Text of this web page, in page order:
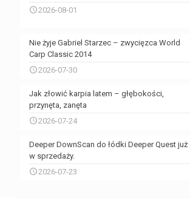
2026-08-01
Nie żyje Gabriel Starzec – zwycięzca World
Carp Classic 2014
2026-07-30
Jak złowić karpia latem – głębokości,
przynęta, zanęta
2026-07-24
Deeper DownScan do łódki Deeper Quest już
w sprzedaży.
2026-07-23